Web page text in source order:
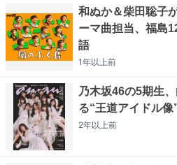
和ぬか＆柴田聡子
ーマ曲担当、福島
語
1年以上前
乃木坂46の5期生
る“王道アイドル像
2年以上前